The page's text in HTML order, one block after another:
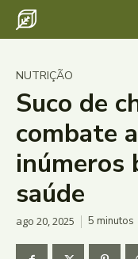
NUTRIÇÃO
Suco de
combate
inúmeros
saúde
ago 20, 2025 5 minutos